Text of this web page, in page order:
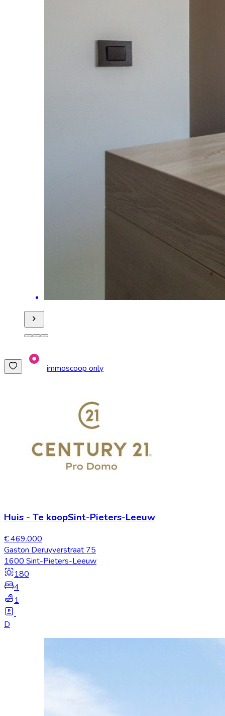
immoscoop only
Huis - Te koopSint-Pieters-Leeuw
€ 469.000
Gaston Deruyverstraat 75
1600 Sint-Pieters-Leeuw
180
4
1
D